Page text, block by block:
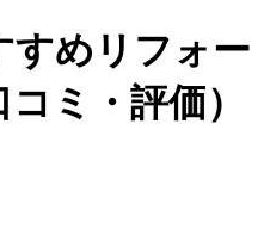
すめリフォー
ミ・評価）